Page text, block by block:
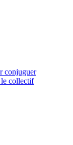
conjuguer
le collectif